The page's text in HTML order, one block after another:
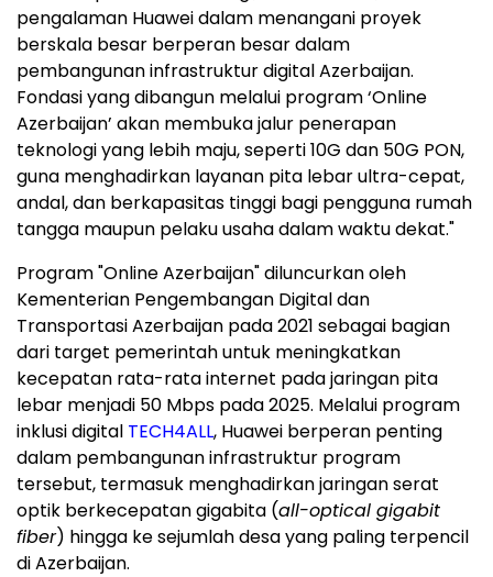
pengalaman Huawei dalam menangani proyek
berskala besar berperan besar dalam
pembangunan infrastruktur digital Azerbaijan.
Fondasi yang dibangun melalui program ‘Online
Azerbaijan’ akan membuka jalur penerapan
teknologi yang lebih maju, seperti 10G dan 50G PON,
guna menghadirkan layanan pita lebar ultra-cepat,
andal, dan berkapasitas tinggi bagi pengguna rumah
tangga maupun pelaku usaha dalam waktu dekat."
Program "Online Azerbaijan" diluncurkan oleh
Kementerian Pengembangan Digital dan
Transportasi Azerbaijan pada 2021 sebagai bagian
dari target pemerintah untuk meningkatkan
kecepatan rata-rata internet pada jaringan pita
lebar menjadi 50 Mbps pada 2025. Melalui program
inklusi digital TECH4ALL, Huawei berperan penting
dalam pembangunan infrastruktur program
tersebut, termasuk menghadirkan jaringan serat
optik berkecepatan gigabita (all-optical gigabit
fiber) hingga ke sejumlah desa yang paling terpencil
di Azerbaijan.